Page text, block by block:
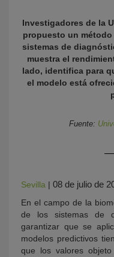
Investigadores de la
propuesto un
sistemas de
muestra el
lado, identifica para
el modelo está
Fuente:
Sevilla | 08 de julio de
En el campo de la
de los sistemas de
garantizar que se
modelos predictivos
que los valores